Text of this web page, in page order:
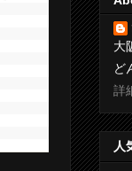
大
ど
詳
人